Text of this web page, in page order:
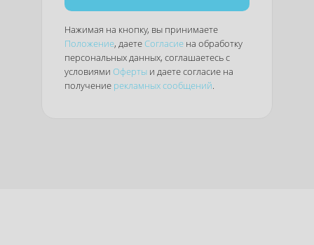
Нажимая на кнопку, вы принимаете
Положение, даете Согласие на обработку
персональных данных, соглашаетесь с
условиями Оферты и даете согласие на
получение рекламных сообщений.